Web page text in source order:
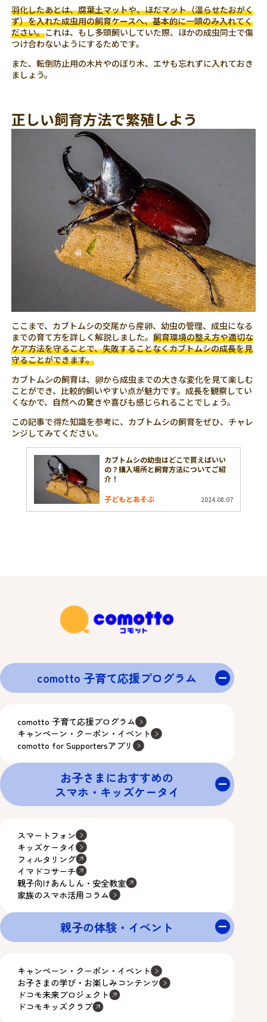
羽化したあとは、腐葉土マットや、ほだマット（湿らせたおがく
ず）を入れた成虫用の飼育ケースへ、基本的に一頭のみ入れてく
ださい。これは、もし多頭飼いしていた際、ほかの成虫同士で傷
つけ合わないようにするためです。
また、転倒防止用の木片やのぼり木、エサも忘れずに入れておき
ましょう。
正しい飼育方法で繁殖しよう
ここまで、カブトムシの交尾から産卵、幼虫の管理、成虫になる
までの育て方を詳しく解説しました。飼育環境の整え方や適切な
ケア方法を守ることで、失敗することなくカブトムシの成長を見
守ることができます。
カブトムシの飼育は、卵から成虫までの大きな変化を見て楽しむ
ことができ、比較的飼いやすい点が魅力です。成長を観察してい
くなかで、自然への驚きや喜びも感じられることでしょう。
この記事で得た知識を参考に、カブトムシの飼育をぜひ、チャレ
ンジしてみてください。
カブトムシの幼虫はどこで買えばいい
の？購入場所と飼育方法についてご紹
介！
子どもとあそぶ 2024.08.07
comotto 子育て応援プログラム
comotto 子育て応援プログラム
キャンペーン・クーポン・イベント
comotto for Supportersアプリ
お子さまにおすすめの
スマホ・キッズケータイ
スマートフォン
キッズケータイ
フィルタリング
イマドコサーチ
親子向けあんしん・安全教室
家族のスマホ活用コラム
親子の体験・イベント
キャンペーン・クーポン・イベント
お子さまの学び・お楽しみコンテンツ
ドコモ未来プロジェクト
ドコモキッズクラブ